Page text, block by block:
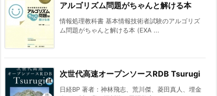
アルゴリズム問題がちゃんと解ける本
情報処理教科書 基本情報技術者試験のアルゴリズ
ム問題がちゃんと解ける本 (EXA ...
次世代高速オープンソースRDB Tsurugi
日経BP 著者：神林飛志、荒川傑、菱田真人、埋金